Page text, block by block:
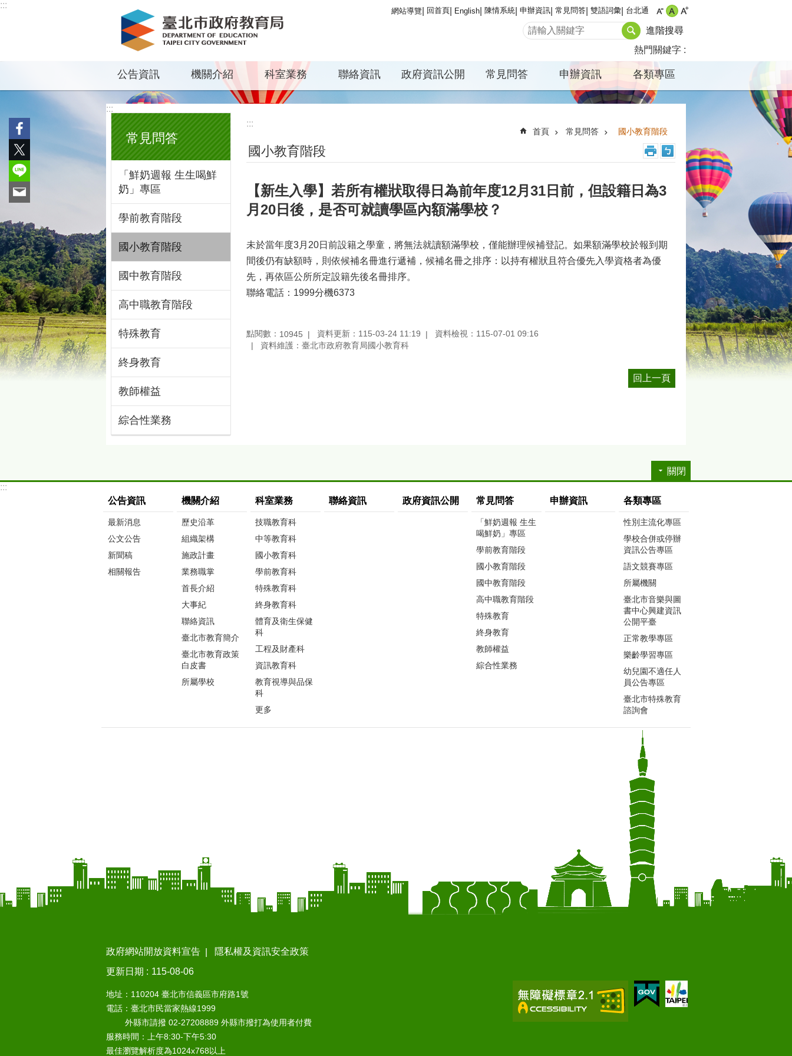
跳到主要內容區塊
:::
網站導覽 回首頁 English 陳情系統 申辦資訊 常見問答 雙語詞彙 台北通
進階搜尋
熱門關鍵字
公告資訊 機關介紹 科室業務 聯絡資訊 政府資訊公開 常見問答 申辦資訊 各類專區
:::
常見問答
「鮮奶週報 生生喝鮮
奶」專區
學前教育階段
國小教育階段
國中教育階段
高中職教育階段
特殊教育
終身教育
教師權益
綜合性業務
:::
首頁 常見問答 國小教育階段
國小教育階段
【新生入學】若所有權狀取得日為前年度12月31日前，但設籍日為3
月20日後，是否可就讀學區內額滿學校？
未於當年度3月20日前設籍之學童，將無法就讀額滿學校，僅能辦理候補登記。如果額滿學校於報到期
間後仍有缺額時，則依候補名冊進行遞補，候補名冊之排序：以持有權狀且符合優先入學資格者為優
先，再依區公所所定設籍先後名冊排序。
聯絡電話：1999分機6373
點閱數： 10945 資料更新：115-03-24 11:19
資料檢視：115-07-01 09:16
資料維護：臺北市政府教育局國小教育科
回上一頁
關閉
:::
公告資訊
最新消息
公文公告
新聞稿
相關報告
機關介紹
歷史沿革
組織架構
施政計畫
業務職掌
首長介紹
大事紀
聯絡資訊
臺北市教育簡介
臺北市教育政策
白皮書
所屬學校
科室業務
技職教育科
中等教育科
國小教育科
學前教育科
特殊教育科
終身教育科
體育及衛生保健
科
工程及財產科
資訊教育科
教育視導與品保
科
更多
聯絡資訊 政府資訊公開 常見問答
「鮮奶週報 生生
喝鮮奶」專區
學前教育階段
國小教育階段
國中教育階段
高中職教育階段
特殊教育
終身教育
教師權益
綜合性業務
申辦資訊 各類專區
性別主流化專區
學校合併或停辦
資訊公告專區
語文競賽專區
所屬機關
臺北市音樂與圖
書中心興建資訊
公開平臺
正常教學專區
樂齡學習專區
幼兒園不適任人
員公告專區
臺北市特殊教育
諮詢會
政府網站開放資料宣告
隱私權及資訊安全政策
更新日期
115-08-06
地址：110204 臺北市信義區市府路1號
電話：臺北市民當家熱線1999
外縣市請撥 02-27208889 外縣市撥打為使用者付費
服務時間：上午8:30-下午5:30
最佳瀏覽解析度為1024x768以上